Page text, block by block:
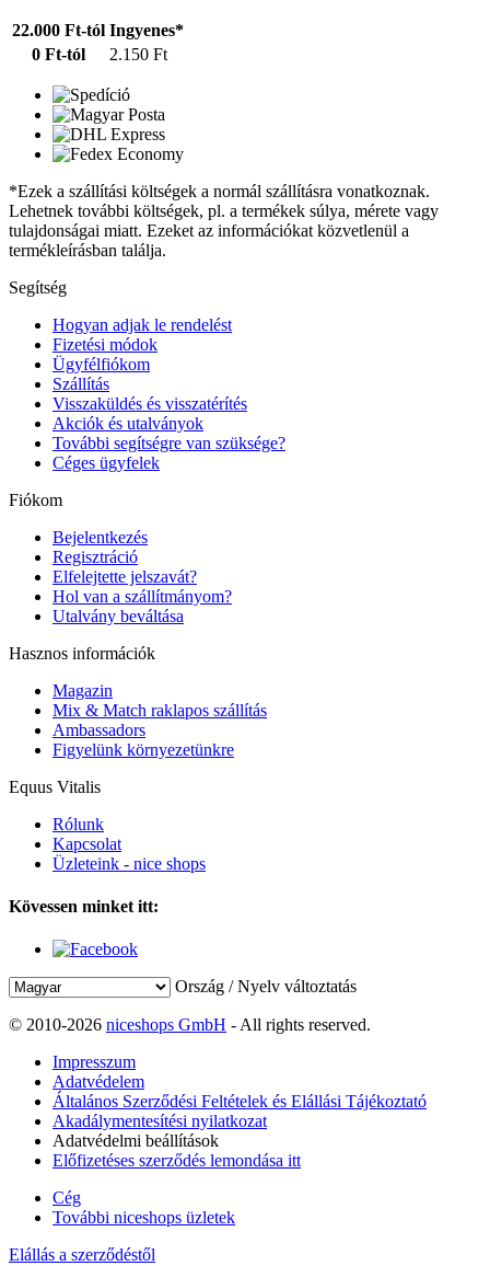
22.000 Ft-tól Ingyenes*
0 Ft-tól
2.150 Ft
*Ezek a szállítási költségek a normál szállításra vonatkoznak.
Lehetnek további költségek, pl. a termékek súlya, mérete vagy
tulajdonságai miatt. Ezeket az információkat közvetlenül a
termékleírásban találja.
Segítség
Hogyan adjak le rendelést
Fizetési módok
Ügyfélfiókom
Szállítás
Visszaküldés és visszatérítés
Akciók és utalványok
További segítségre van szüksége?
Céges ügyfelek
Fiókom
Bejelentkezés
Regisztráció
Elfelejtette jelszavát?
Hol van a szállítmányom?
Utalvány beváltása
Hasznos információk
Magazin
Mix & Match raklapos szállítás
Ambassadors
Figyelünk környezetünkre
Equus Vitalis
Rólunk
Kapcsolat
Üzleteink - nice shops
Kövessen minket itt:
Ország / Nyelv változtatás
© 2010-2026 niceshops GmbH - All rights reserved.
Impresszum
Adatvédelem
Általános Szerződési Feltételek és Elállási Tájékoztató
Akadálymentesítési nyilatkozat
Adatvédelmi beállítások
Előfizetéses szerződés lemondása itt
Cég
További niceshops üzletek
Elállás a szerződéstől